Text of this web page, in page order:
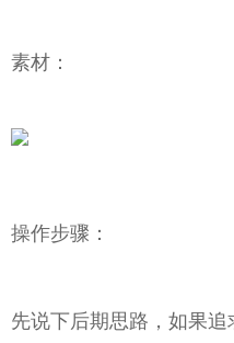
素材：
操作步骤：
先说下后期思路，如果